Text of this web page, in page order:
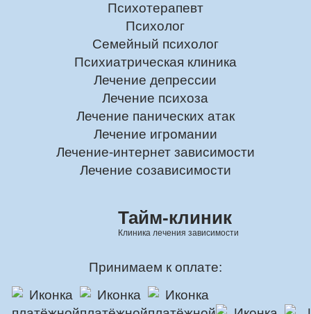
Психотерапевт
Психолог
Семейный психолог
Психиатрическая клиника
Лечение депрессии
Лечение психоза
Лечение панических атак
Лечение игромании
Лечение-интернет зависимости
Лечение созависимости
Тайм-клиник
Клиника лечения зависимости
Принимаем к оплате: